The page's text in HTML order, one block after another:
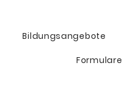
Bildungsangebote
Formulare